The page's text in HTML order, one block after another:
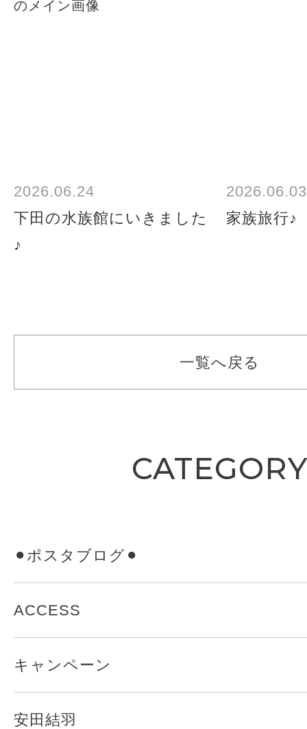
2026.06.24
下田の水族館にいきました
♪
2026.06.03
家族旅行♪
一覧へ戻る
CATEGORY
⚫︎ポスタブログ⚫︎
ACCESS
キャンペーン
安田結羽